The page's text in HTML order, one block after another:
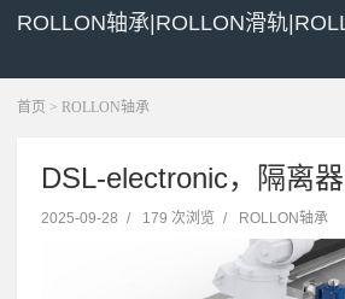
ROLLON轴承|ROLLON滑轨
首页 > ROLLON轴承
DSL-electronic，隔离器
2025-09-28 / 179 次浏览 / ROLLON轴承